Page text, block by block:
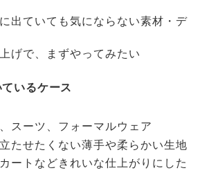
出ていても気にならない素材・デ
げで、まずやってみたい
いるケース
スーツ、フォーマルウェア
たせたくない薄手や柔らかい生地
ートなどきれいな仕上がりにした